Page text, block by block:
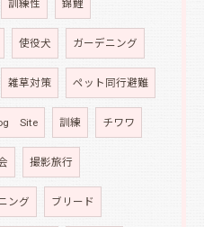
訓練性 錦鯉
使役犬 ガーデニング
雑草対策 ペット同行避難
Site 訓練 チワワ
撮影旅行
ング ブリード